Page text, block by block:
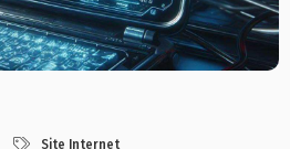
Site Internet